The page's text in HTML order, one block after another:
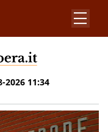
2026 11:34